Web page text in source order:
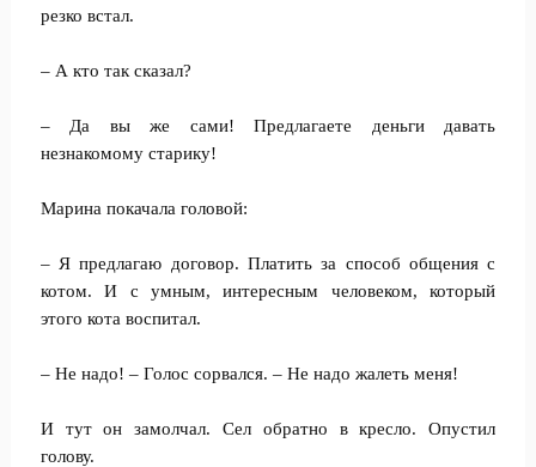
резко встал.
– А кто так сказал?
– Да вы же сами! Предлагаете деньги давать
незнакомому старику!
Марина покачала головой:
– Я предлагаю договор. Платить за способ общения с
котом. И с умным, интересным человеком, который
этого кота воспитал.
– Не надо! – Голос сорвался. – Не надо жалеть меня!
И тут он замолчал. Сел обратно в кресло. Опустил
голову.